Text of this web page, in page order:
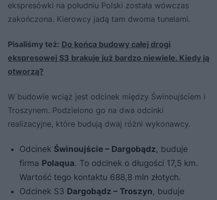
ekspresówki na południu Polski została wówczas
zakończona. Kierowcy jadą tam dwoma tunelami.
Pisaliśmy też: Do końca budowy całej drogi
ekspresowej S3 brakuje już bardzo niewiele. Kiedy ją
otworzą?
W budowie wciąż jest odcinek między Świnoujściem i
Troszynem. Podzielono go na dwa odcinki
realizacyjne, które budują dwaj różni wykonawcy.
Odcinek Świnoujście – Dargobądz, buduje
firma Polaqua. To odcinek o długości 17,5 km.
Wartość tego kontaktu 688,8 mln złotych.
Odcinek S3 Dargobądz – Troszyn, buduje